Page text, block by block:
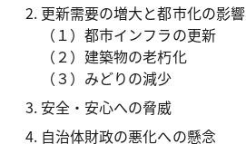
更新需要の増大と都市化の影響
（１）都市インフラの更新
（２）建築物の老朽化
（３）みどりの減少
安全・安心への脅威
自治体財政の悪化への懸念